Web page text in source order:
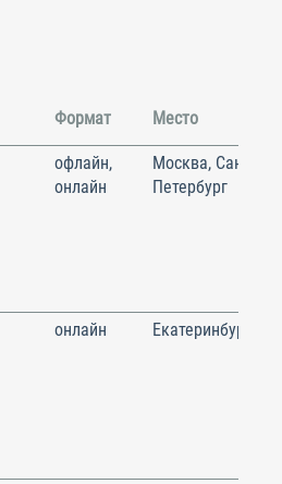
Формат Место
офлайн,
онлайн
Москва, Санкт-
Петербург
онлайн Екатеринбург